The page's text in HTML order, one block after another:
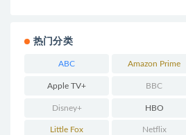
热门分类
ABC Amazon Prime
Apple TV+ BBC
Disney+ HBO
Little Fox Netflix